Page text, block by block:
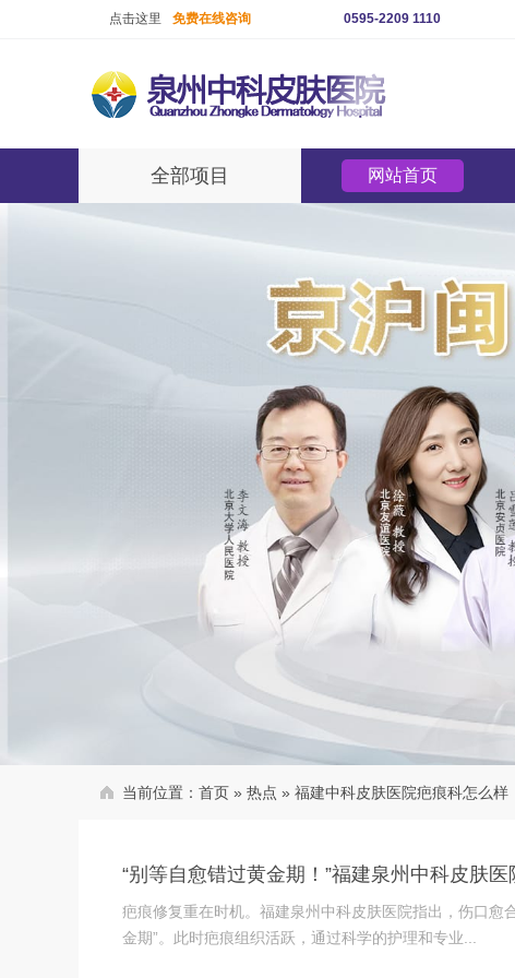
点击这里 免费在线咨询 0595-2209 1110
全部项目 网站首页
当前位置： 首页 » 热点 » 福建中科皮肤医院疤痕科怎么样
“别等自愈错过黄金期！”福建泉州中科皮肤
疤痕修复重在时机。福建泉州中科皮肤医院指出，伤口愈
金期”。此时疤痕组织活跃，通过科学的护理和专业...